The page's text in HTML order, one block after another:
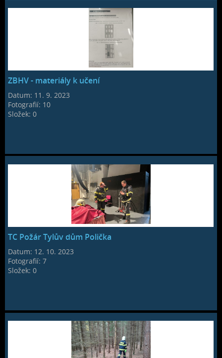
ZBHV - materiály k učení
Datum: 11. 9. 2023
Fotografií: 10
Složek:0
TC Požár Tylův dům Polička
Datum: 12. 10. 2023
Fotografií:7
Složek:0